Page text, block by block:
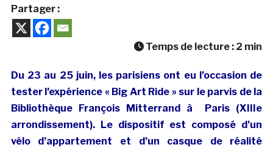
Partager :
Temps de lecture : 2 min
Du 23 au 25 juin, les parisiens ont eu l’occasion de
tester l’expérience « Big Art Ride » sur le parvis de la
Bibliothèque François Mitterrand à Paris (XIIIe
arrondissement). Le dispositif est composé d’un
vélo d’appartement et d’un casque de réalité